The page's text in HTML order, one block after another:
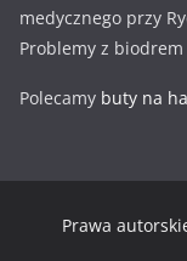
medycznego przy
Problemy z biodrem
Polecamy buty na
Prawa